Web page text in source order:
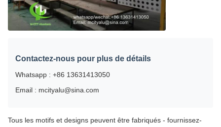
Contactez-nous pour plus de détails
Whatsapp : +86 13631413050
Email : mcityalu@sina.com
Tous les motifs et designs peuvent être fabriqués - fournissez-